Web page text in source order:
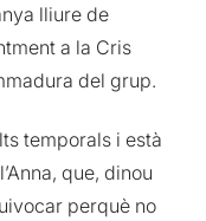
lliure de
a la Cris
del grup.
temporals i està
que, dinou
perquè no